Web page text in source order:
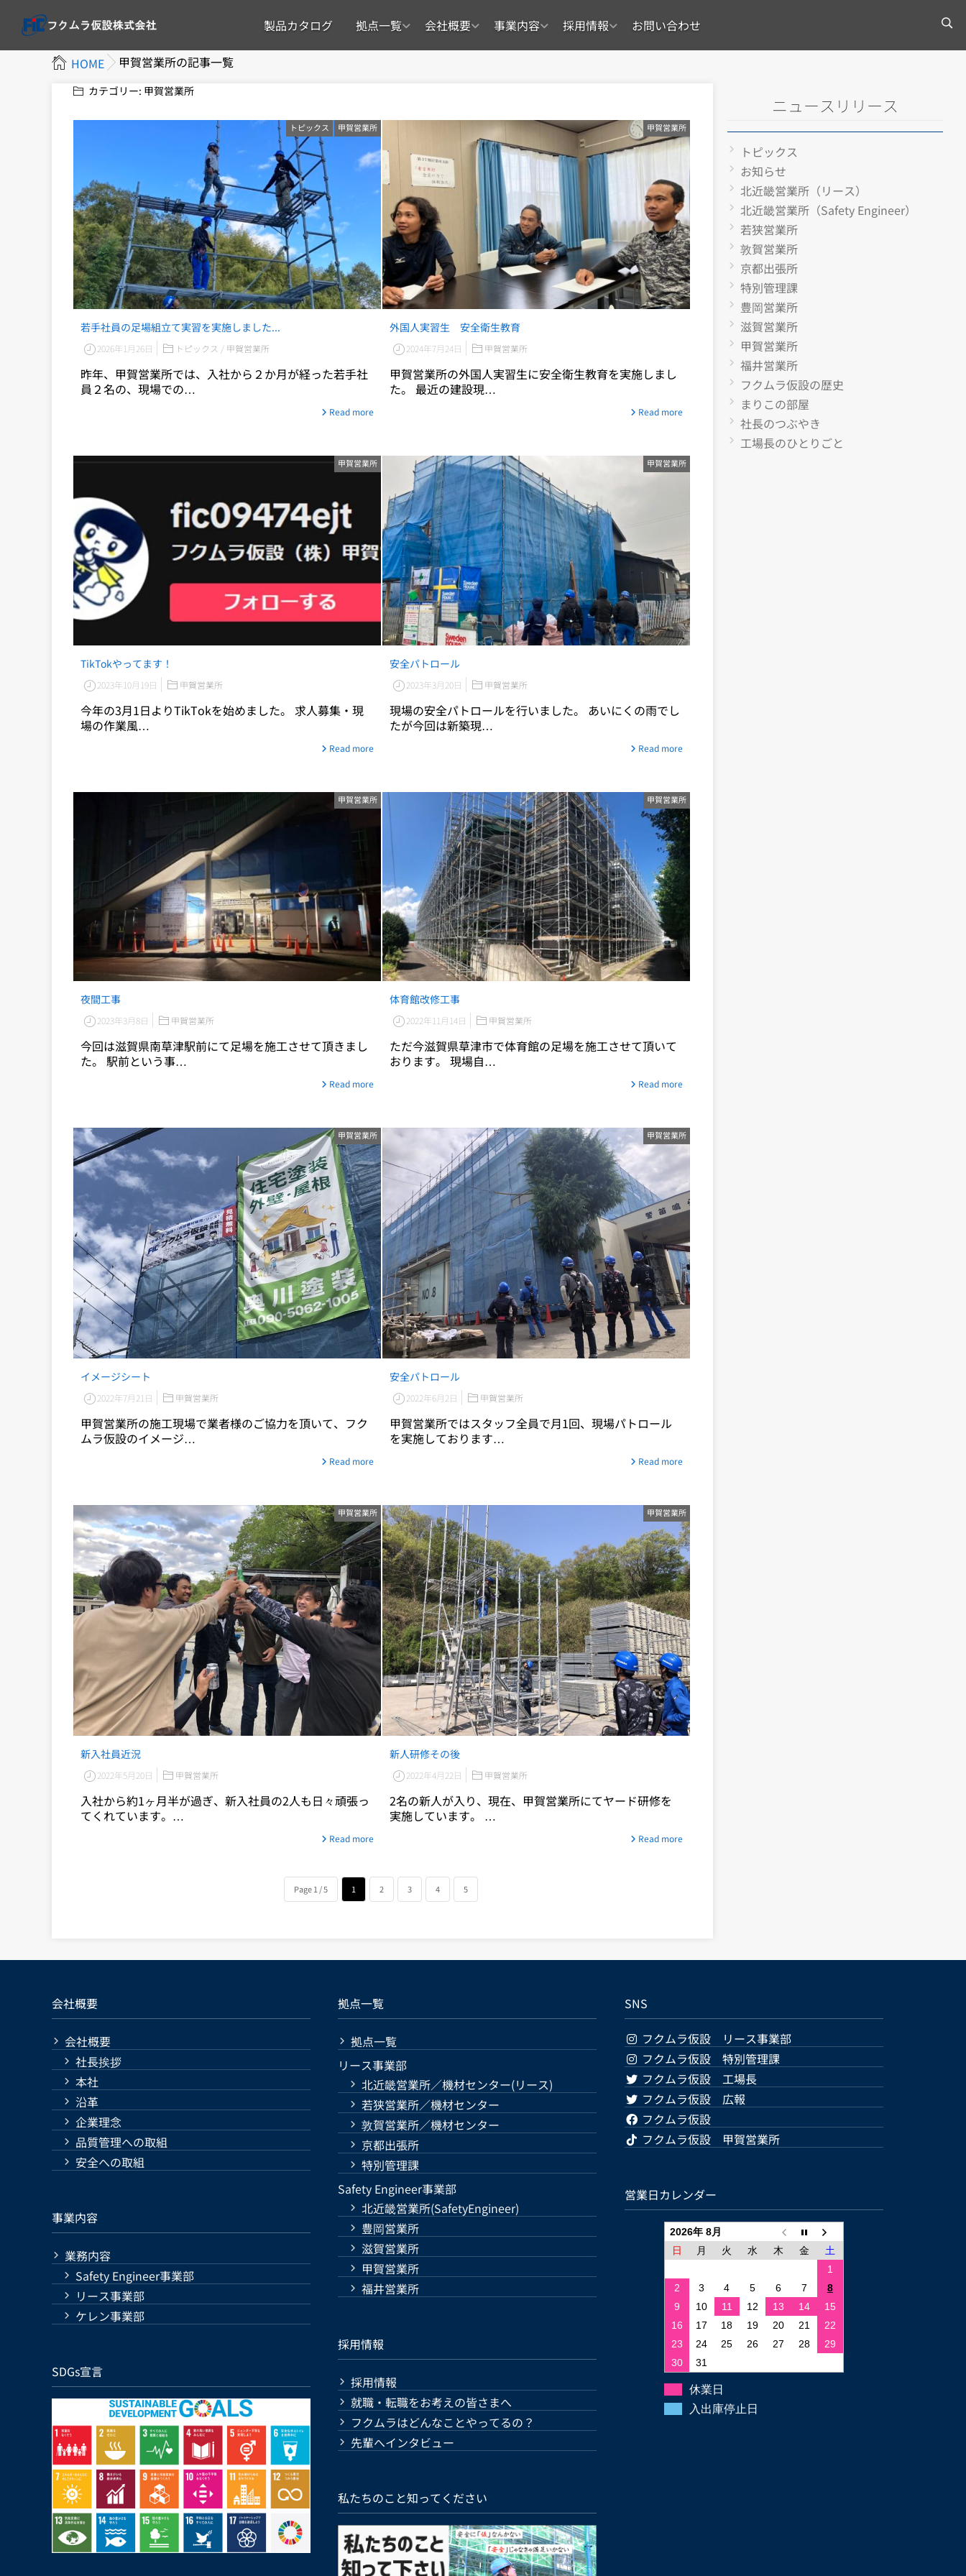
製品カタログ 拠点一覧 会社概要 事業内容 採用情報 お問い合わせ
HOME 甲賀営業所の記事一覧
カテゴリー: 甲賀営業所
トピックス 甲賀営業所
若手社員の足場組立て実習を実施しました...
2026年1月26日 トピックス / 甲賀営業所
昨年、甲賀営業所では、入社から２か月が経った若手社
員２名の、現場での…
Read more
甲賀営業所
外国人実習生 安全衛生教育
2024年7月24日 甲賀営業所
甲賀営業所の外国人実習生に安全衛生教育を実施しまし
た。 最近の建設現…
Read more
甲賀営業所
TikTokやってます！
2023年10月19日 甲賀営業所
今年の3月1日よりTikTokを始めました。 求人募集・現
場の作業風…
Read more
甲賀営業所
安全パトロール
2023年3月20日 甲賀営業所
現場の安全パトロールを行いました。 あいにくの雨でし
たが今回は新築現…
Read more
甲賀営業所
夜間工事
2023年3月8日 甲賀営業所
今回は滋賀県南草津駅前にて足場を施工させて頂きまし
た。 駅前という事…
Read more
甲賀営業所
体育館改修工事
2022年11月14日 甲賀営業所
ただ今滋賀県草津市で体育館の足場を施工させて頂いて
おります。 現場自…
Read more
甲賀営業所
イメージシート
2022年7月21日 甲賀営業所
甲賀営業所の施工現場で業者様のご協力を頂いて、フク
ムラ仮設のイメージ…
Read more
甲賀営業所
安全パトロール
2022年6月2日 甲賀営業所
甲賀営業所ではスタッフ全員で月1回、現場パトロール
を実施しております…
Read more
甲賀営業所
新入社員近況
2022年5月20日 甲賀営業所
入社から約1ヶ月半が過ぎ、新入社員の2人も日々頑張っ
てくれています。…
Read more
甲賀営業所
新人研修その後
2022年4月22日 甲賀営業所
2名の新人が入り、現在、甲賀営業所にてヤード研修を
実施しています。 …
Read more
Page 1 / 5 1 2 3 4 5
ニュースリリース
トピックス
お知らせ
北近畿営業所（リース）
北近畿営業所（Safety Engineer）
若狭営業所
敦賀営業所
京都出張所
特別管理課
豊岡営業所
滋賀営業所
甲賀営業所
福井営業所
フクムラ仮設の歴史
まりこの部屋
社長のつぶやき
工場長のひとりごと
会社概要
会社概要
社長挨拶
本社
沿革
企業理念
品質管理への取組
安全への取組
事業内容
業務内容
Safety Engineer事業部
リース事業部
ケレン事業部
SDGs宣言
拠点一覧
拠点一覧
リース事業部
北近畿営業所／機材センター(リース)
若狭営業所／機材センター
敦賀営業所／機材センター
京都出張所
特別管理課
Safety Engineer事業部
北近畿営業所(SafetyEngineer)
豊岡営業所
滋賀営業所
甲賀営業所
福井営業所
採用情報
採用情報
就職・転職をお考えの皆さまへ
フクムラはどんなことやってるの？
先輩へインタビュー
私たちのこと知ってください
SNS
フクムラ仮設 リース事業部
フクムラ仮設 特別管理課
フクムラ仮設 工場長
フクムラ仮設 広報
フクムラ仮設
フクムラ仮設 甲賀営業所
営業日カレンダー
2026年 8月
日
月 火 水 木 金
土
1
2
3 4 5 6 7
8
9
10 11 12 13 14
15
16
17 18 19 20 21
22
23
24 25 26 27 28
29
30
31
休業日
入出庫停止日